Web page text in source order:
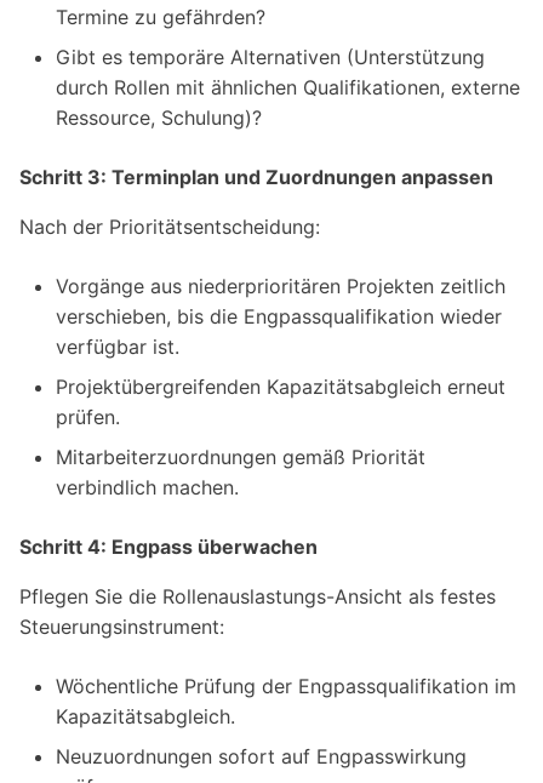
Termine zu gefährden?
Gibt es temporäre Alternativen (Unterstützung
durch Rollen mit ähnlichen Qualifikationen, externe
Ressource, Schulung)?
Schritt 3: Terminplan und Zuordnungen anpassen
Nach der Prioritätsentscheidung:
Vorgänge aus niederprioritären Projekten zeitlich
verschieben, bis die Engpassqualifikation wieder
verfügbar ist.
Projektübergreifenden Kapazitätsabgleich erneut
prüfen.
Mitarbeiterzuordnungen gemäß Priorität
verbindlich machen.
Schritt 4: Engpass überwachen
Pflegen Sie die Rollenauslastungs-Ansicht als festes
Steuerungsinstrument:
Wöchentliche Prüfung der Engpassqualifikation im
Kapazitätsabgleich.
Neuzuordnungen sofort auf Engpasswirkung